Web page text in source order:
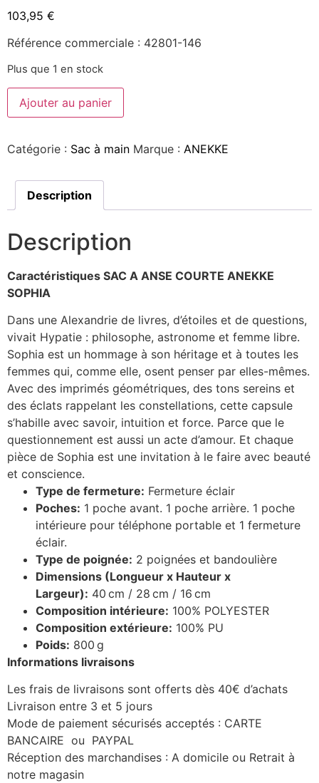
103,95 €
Référence commerciale : 42801-146
Plus que 1 en stock
Ajouter au panier
Catégorie : Sac à main Marque : ANEKKE
Description
Description
Caractéristiques SAC A ANSE COURTE ANEKKE
SOPHIA
Dans une Alexandrie de livres, d’étoiles et de questions,
vivait Hypatie : philosophe, astronome et femme libre.
Sophia est un hommage à son héritage et à toutes les
femmes qui, comme elle, osent penser par elles-mêmes.
Avec des imprimés géométriques, des tons sereins et
des éclats rappelant les constellations, cette capsule
s’habille avec savoir, intuition et force. Parce que le
questionnement est aussi un acte d’amour. Et chaque
pièce de Sophia est une invitation à le faire avec beauté
et conscience.
Type de fermeture: Fermeture éclair
Poches: 1 poche avant. 1 poche arrière. 1 poche
intérieure pour téléphone portable et 1 fermeture
éclair.
Type de poignée: 2 poignées et bandoulière
Dimensions (Longueur x Hauteur x
Largeur): 40 cm / 28 cm / 16 cm
Composition intérieure: 100% POLYESTER
Composition extérieure: 100% PU
Poids: 800 g
Informations livraisons
Les frais de livraisons sont offerts dès 40€ d’achats
Livraison entre 3 et 5 jours
Mode de paiement sécurisés acceptés : CARTE
BANCAIRE ou PAYPAL
Réception des marchandises : A domicile ou Retrait à
notre magasin